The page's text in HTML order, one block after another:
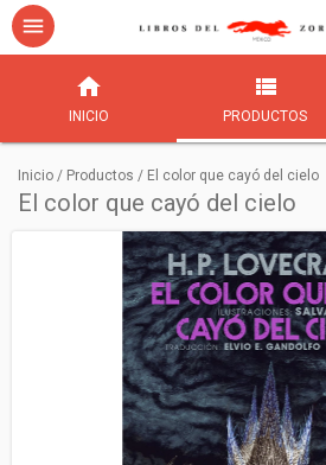
INICIO PRODUCTOS
Inicio / Productos / El color que cayó del cielo
El color que cayó del cielo